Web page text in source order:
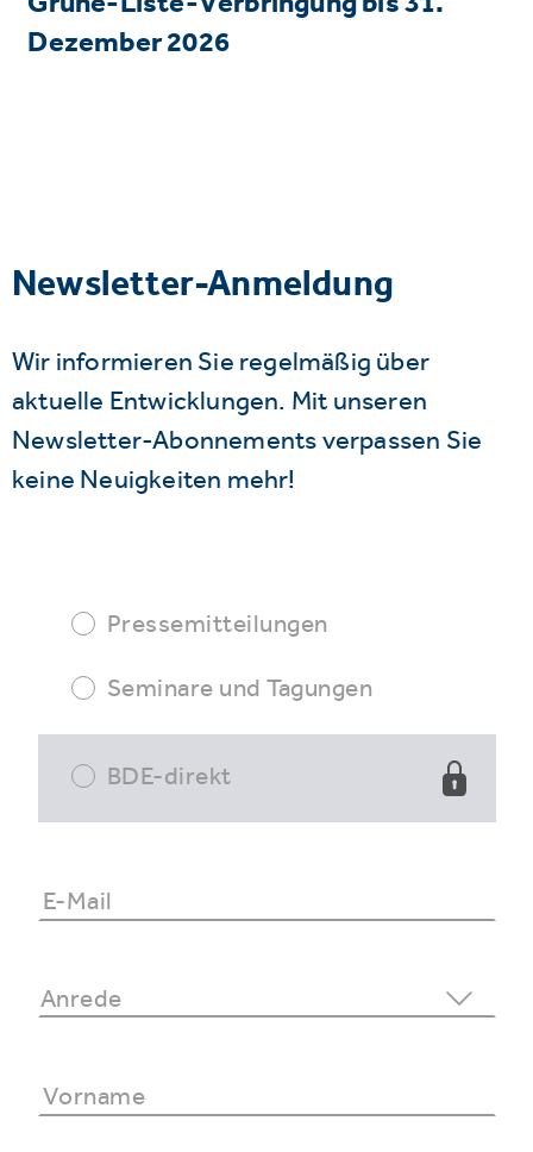
Dezember 2026
Newsletter-Anmeldung
Wir informieren Sie regelmäßig über
aktuelle Entwicklungen. Mit unseren
Newsletter-Abonnements verpassen Sie
keine Neuigkeiten mehr!
Pressemitteilungen
Seminare und Tagungen
BDE-direkt